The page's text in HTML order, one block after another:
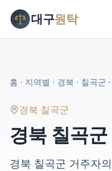
대구원탁
홈 · 지역별 · 경북 · 칠곡군 ·
경북 칠곡군
경북 칠곡군
경북 칠곡군 거주자의